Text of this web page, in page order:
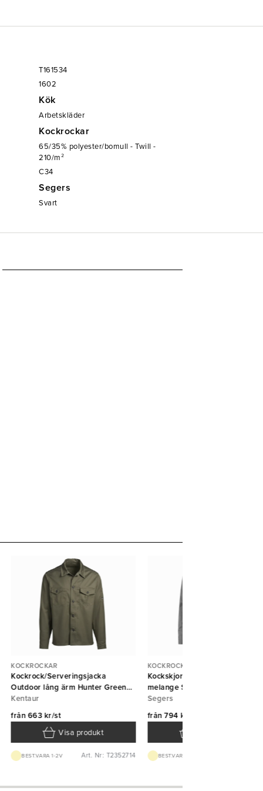
T161534
1602
Kök
Arbetskläder
Kockrockar
65/35% polyester/bomull - Twill -
210/m²
C34
Segers
Svart
KOCKROCKAR
Kockrock/Serveringsjacka
Outdoor lång ärm Hunter Green
Kentaur
Kentaur
från663 kr/st
Visa produkt
BEST.VARA 1-2V Art. Nr: T2352714
KOCKROCKAR
Kockskjorta 1109 unisex grå
melange Segers
Segers
från794 kr/st
BEST.VARA 1-2V